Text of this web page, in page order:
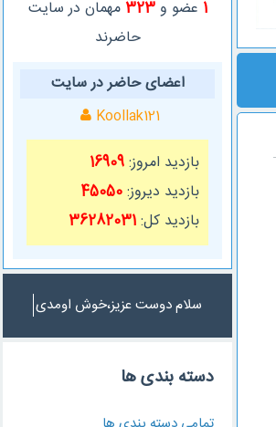
1 عضو و323مهمان در سایت
حاضرند
اعضای حاضر در سایت
Koollak121
بازدید امروز:16909
بازدید دیروز:45050
بازدید کل:36282031
سلام دوست عزیز،خوش اومدی
دسته بندی ها